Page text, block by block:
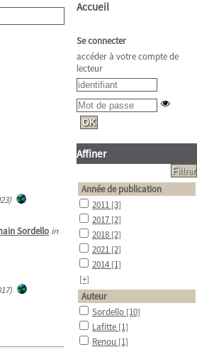
Sordello in
Accueil
Se connecter
accéder à votre compte de
lecteur
Affiner
Année de publication
2011 [3]
2017 [2]
2018 [2]
2021 [2]
2014 [1]
[+]
Auteur
Sordello [10]
Lafitte [1]
Renou [1]